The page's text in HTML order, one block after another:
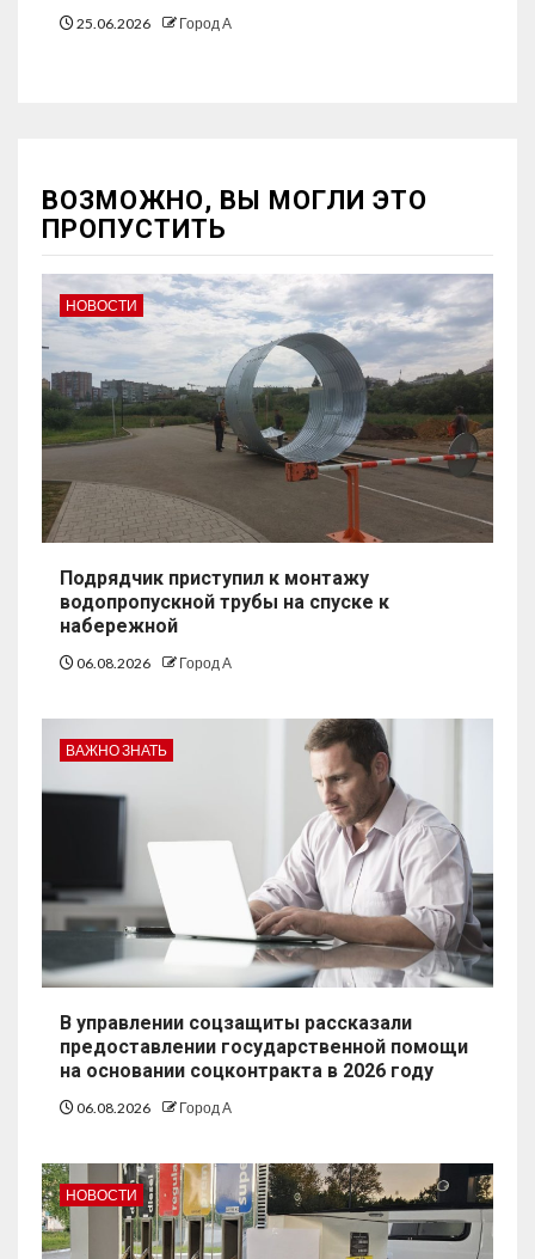
25.06.2026 Город А
ВОЗМОЖНО, ВЫ МОГЛИ ЭТО
ПРОПУСТИТЬ
НОВОСТИ
Подрядчик приступил к монтажу
водопропускной трубы на спуске к
набережной
06.08.2026 Город А
ВАЖНО ЗНАТЬ
В управлении соцзащиты рассказали
предоставлении государственной помощи
на основании соцконтракта в 2026 году
06.08.2026 Город А
НОВОСТИ